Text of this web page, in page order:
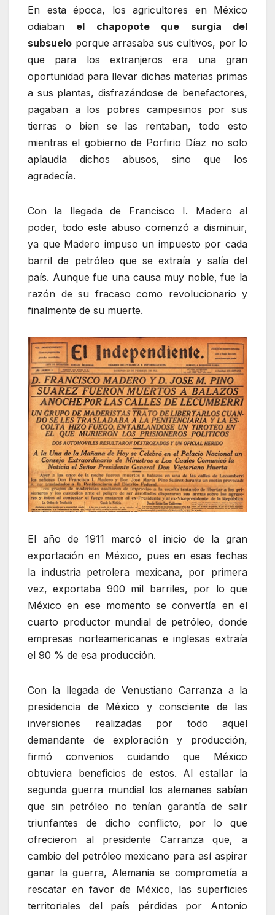
En esta época, los agricultores en México
odiaban el chapopote que surgía del
subsuelo porque arrasaba sus cultivos, por lo
que para los extranjeros era una gran
oportunidad para llevar dichas materias primas
a sus plantas, disfrazándose de benefactores,
pagaban a los pobres campesinos por sus
tierras o bien se las rentaban, todo esto
mientras el gobierno de Porfirio Díaz no solo
aplaudía dichos abusos, sino que los
agradecía.
Con la llegada de Francisco I. Madero al
poder, todo este abuso comenzó a disminuir,
ya que Madero impuso un impuesto por cada
barril de petróleo que se extraía y salía del
país. Aunque fue una causa muy noble, fue la
razón de su fracaso como revolucionario y
finalmente de su muerte.
El año de 1911 marcó el inicio de la gran
exportación en México, pues en esas fechas
la industria petrolera mexicana, por primera
vez, exportaba 900 mil barriles, por lo que
México en ese momento se convertía en el
cuarto productor mundial de petróleo, donde
empresas norteamericanas e inglesas extraía
el 90 % de esa producción.
Con la llegada de Venustiano Carranza a la
presidencia de México y consciente de las
inversiones realizadas por todo aquel
demandante de exploración y producción,
firmó convenios cuidando que México
obtuviera beneficios de estos. Al estallar la
segunda guerra mundial los alemanes sabían
que sin petróleo no tenían garantía de salir
triunfantes de dicho conflicto, por lo que
ofrecieron al presidente Carranza que, a
cambio del petróleo mexicano para así aspirar
ganar la guerra, Alemania se comprometía a
rescatar en favor de México, las superficies
territoriales del país pérdidas por Antonio